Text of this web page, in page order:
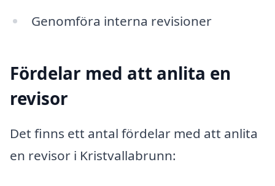
Genomföra interna revisioner
Fördelar med att anlita en
revisor
Det finns ett antal fördelar med att anlita
en revisor i Kristvallabrunn: